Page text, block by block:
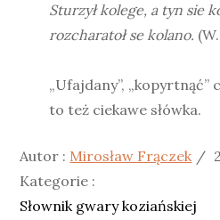
Sturzył kolege, a tyn sie
rozcharatoł se kolano.
„Ufajdany”, „kopyrtnąć”
to też ciekawe słówka.
Autor : Mirosław Frączek
Kategorie :
Słownik gwary koziańskiej